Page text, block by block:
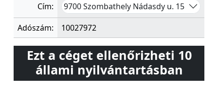
Cím: 9700 Szombathely Nádasdy u. 15
Adószám: 10027972
Ezt a céget ellenőrizheti 10
állami nyilvántartásban